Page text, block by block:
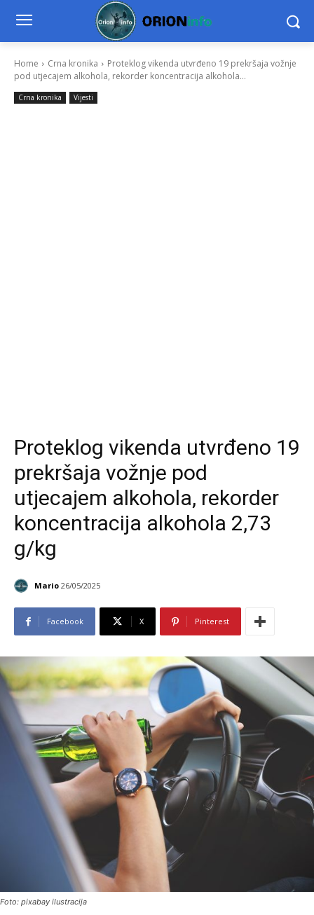
Home Crna kronika
Proteklog vikenda utvrđeno 19 prekršaja vožnje
pod utjecajem alkohola, rekorder koncentracija alkohola...
Crna kronika Vijesti
Proteklog vikenda utvrđeno 19
prekršaja vožnje pod
utjecajem alkohola, rekorder
koncentracija alkohola 2,73
g/kg
Mario 26/05/2025
Facebook X Pinterest
Foto: pixabay ilustracija